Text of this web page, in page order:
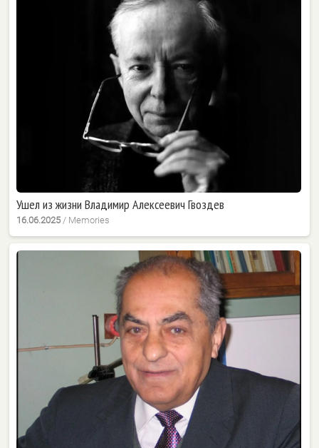
Ушел из жизни Владимир Алексеевич Гвоздев
16.06.2025 / Memories